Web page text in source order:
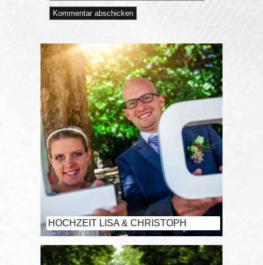
HOCHZEIT LISA & CHRISTOPH